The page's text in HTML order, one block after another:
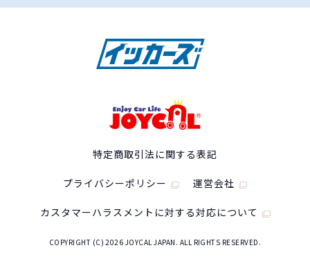
ホンダ フリードの
特定商取引法に関する表記
プライバシーポリシー 運営会社
カスタマーハラスメントに対する対応について
COPYRIGHT (C) 2026 JOYCAL JAPAN. ALL RIGHTS RESERVED.